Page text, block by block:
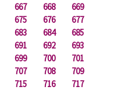
667 668
669
675 676
677
683 684
685
691 692
693
699 700
701
707 708
709
715 716
717